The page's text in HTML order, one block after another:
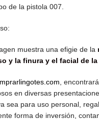
de la pistola 007.
muestra una efigie de la
y la finura y el facial de la
,
en diversas
sea para uso personal,
forma de inversión,